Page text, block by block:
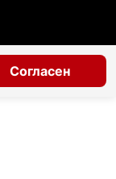
Согласен